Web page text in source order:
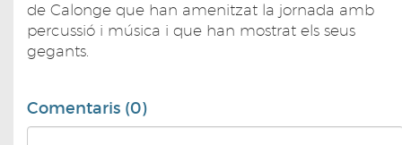
de Calonge que han amenitzat la jornada amb
percussió i música i que han mostrat els seus
gegants.
Comentaris (0)